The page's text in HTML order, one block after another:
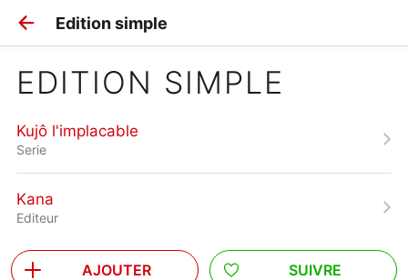
Edition simple
EDITION SIMPLE
Kujô l'implacable
Serie
Kana
Editeur
AJOUTER SUIVRE